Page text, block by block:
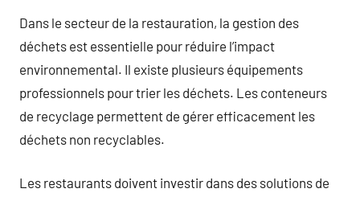
Dans le secteur de la restauration, la gestion des
déchets est essentielle pour réduire l’impact
environnemental. Il existe plusieurs équipements
professionnels pour trier les déchets. Les conteneurs
de recyclage permettent de gérer efficacement les
déchets non recyclables.
Les restaurants doivent investir dans des solutions de